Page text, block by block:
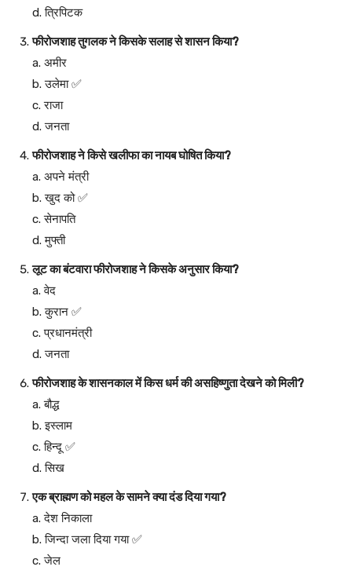
d. त्रिपिटक
फीरोजशाह तुगलक ने किसके सलाह से शासन किया?
a. अमीर
b. उलेमा ✅
c. राजा
d. जनता
फीरोजशाह ने किसे खलीफा का नायब घोषित किया?
a. अपने मंत्री
b. खुद को ✅
c. सेनापति
d. मुफ्ती
लूट का बंटवारा फीरोजशाह ने किसके अनुसार किया?
a. वेद
b. कुरान ✅
c. प्रधानमंत्री
d. जनता
फीरोजशाह के शासनकाल में किस धर्म की असहिष्णुता देखने को मिली?
a. बौद्ध
b. इस्लाम
c. हिन्दू ✅
d. सिख
एक ब्राह्मण को महल के सामने क्या दंड दिया गया?
a. देश निकाला
b. जिन्दा जला दिया गया ✅
c. जेल